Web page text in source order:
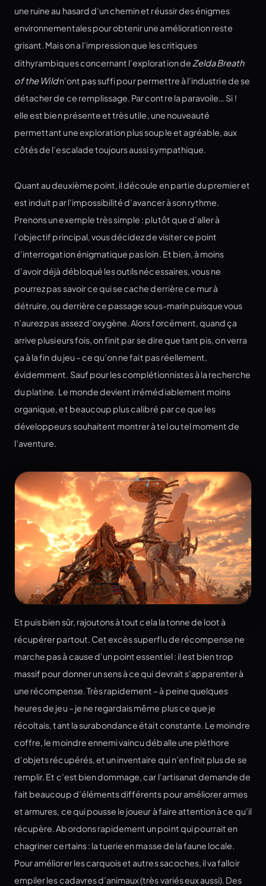
une ruine au hasard d’un chemin et réussir des énigmes
environnementales pour obtenir une amélioration reste
grisant. Mais on a l’impression que les critiques
dithyrambiques concernant l’exploration de Zelda Breath
of the Wildn’ont pas suffi pour permettre à l’industrie de se
détacher de ce remplissage. Par contre la paravoile… Si !
elle est bien présente et très utile, une nouveauté
permettant une exploration plus souple et agréable, aux
côtés de l’escalade toujours aussi sympathique.
Quant au deuxième point, il découle en partie du premier et
est induit par l’impossibilité d’avancer à son rythme.
Prenons un exemple très simple : plutôt que d’aller à
l’objectif principal, vous décidez de visiter ce point
d’interrogation énigmatique pas loin. Et bien, à moins
d’avoir déjà débloqué les outils nécessaires, vous ne
pourrez pas savoir ce qui se cache derrière ce mur à
détruire, ou derrière ce passage sous-marin puisque vous
n’aurez pas assez d’oxygène. Alors forcément, quand ça
arrive plusieurs fois, on finit par se dire que tant pis, on verra
ça à la fin du jeu – ce qu’on ne fait pas réellement,
évidemment. Sauf pour les complétionnistes à la recherche
du platine. Le monde devient irrémédiablement moins
organique, et beaucoup plus calibré par ce que les
développeurs souhaitent montrer à tel ou tel moment de
l’aventure.
Et puis bien sûr, rajoutons à tout cela la tonne de loot à
récupérer partout. Cet excès superflu de récompense ne
marche pas à cause d’un point essentiel : il est bien trop
massif pour donner un sens à ce qui devrait s’apparenter à
une récompense. Très rapidement – à peine quelques
heures de jeu – je ne regardais même plus ce que je
récoltais, tant la surabondance était constante. Le moindre
coffre, le moindre ennemi vaincu déballe une pléthore
d’objets récupérés, et un inventaire qui n’en finit plus de se
remplir. Et c’est bien dommage, car l’artisanat demande de
fait beaucoup d’éléments différents pour améliorer armes
et armures, ce qui pousse le joueur à faire attention à ce qu’il
récupère. Abordons rapidement un point qui pourrait en
chagriner certains : la tuerie en masse de la faune locale.
Pour améliorer les carquois et autres sacoches, il va falloir
empiler les cadavres d’animaux (très variés eux aussi). Des